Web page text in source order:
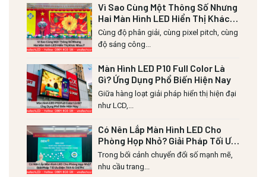
Vì Sao Cùng Một Thông Số Nhưng
Hai Màn Hình LED Hiển Thị Khác
Nhau?
Cùng độ phân giải, cùng pixel pitch, cùng
độ sáng công...
Màn Hình LED P10 Full Color Là
Gì? Ứng Dụng Phổ Biến Hiện Nay
Giữa hàng loạt giải pháp hiển thị hiện đại
như LCD,...
Có Nên Lắp Màn Hình LED Cho
Phòng Họp Nhỏ? Giải Pháp Tối Ưu
Diện Tích & Chi Phí
Trong bối cảnh chuyển đổi số mạnh mẽ,
nhu cầu trang...